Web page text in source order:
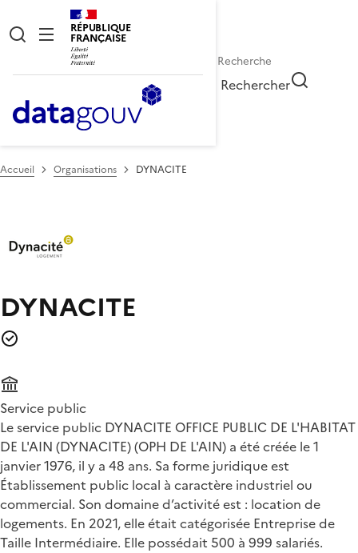
RÉPUBLIQUE
FRANÇAISE
Rechercher
Accueil Organisations DYNACITE
DYNACITE
Service public
Le service public DYNACITE OFFICE PUBLIC DE L'HABITAT
DE L'AIN (DYNACITE) (OPH DE L'AIN) a été créée le 1
janvier 1976, il y a 48 ans. Sa forme juridique est
Établissement public local à caractère industriel ou
commercial. Son domaine d’activité est : location de
logements. En 2021, elle était catégorisée Entreprise de
Taille Intermédiaire. Elle possédait 500 à 999 salariés.